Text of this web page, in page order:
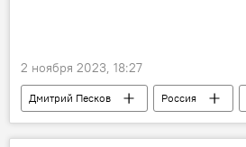
2 ноября 2023, 18:27
Дмитрий Песков Россия
Культура
Общество